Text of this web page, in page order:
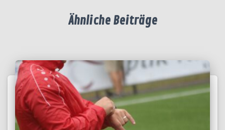
Ähnliche Beiträge